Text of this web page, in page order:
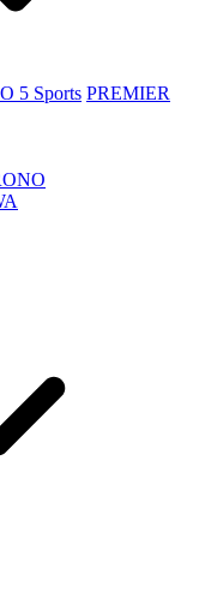
5 Sports PREMIER